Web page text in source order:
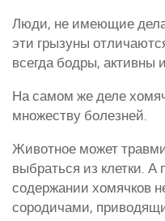
Люди, не имеющие дела
эти грызуны
всегда бодры, активны
На самом же деле
множеству болезней.
Животное может
выбраться из клетки. А
содержании хомячков
сородичами,